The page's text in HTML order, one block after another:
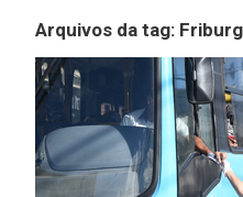
Arquivos da tag: